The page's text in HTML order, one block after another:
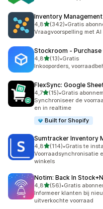
Inventory
4,8van 5 sterren
(342)
342 recensies in totaal
•Gratis
Vraagvoorspelling met
Stockroom ‑ Purchase
4,8van 5 sterren
(13)
13 recensies in totaal
•Gratis
Inkooporders,
FlexSync: Google
4,7van 5 sterren
(15)
15 recensies in totaal
•Gratis
Synchroniseer de
en in realtime
Built for Shopify
Sumtracker Inventory
4,8van 5 sterren
(114)
114 recensies in totaal
•Gratis te
Voorraadsynchronisatie
winkels
Notim: Back In
4,8van 5 sterren
(56)
56 recensies in totaal
•Gratis
Informeer klanten bij
uitverkochte voorraad